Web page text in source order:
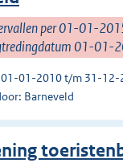
per 01-01-
01-01-
01-01-2010 t/m 31-12-
Barneveld